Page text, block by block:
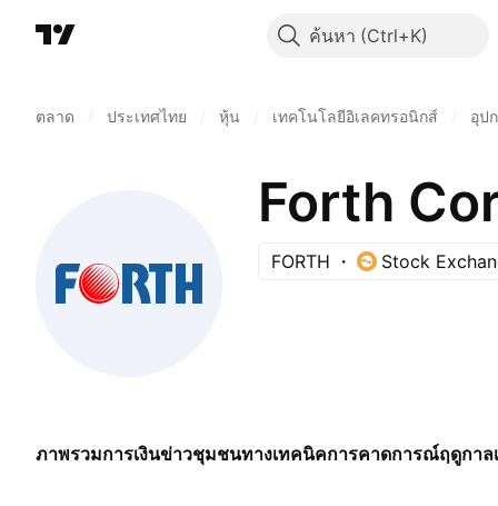
ค้นหา
ตลาด ประเทศไทย หุ้น เทคโนโลยีอิเลคทรอนิกส์ อุป
Forth
FORTH Stock
ภาพรวมการเงินข่าวชุมชนทางเทคนิคการคาดการณ์ฤดูกาล